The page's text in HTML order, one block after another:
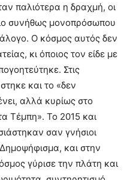
παλιότερα η δραχμή, οι
συνήθως μονοπρόσωπου
Ο κόσμος αυτός δεν
κι όποιος τον είδε με
Στις
και το «δεν
αλλά κυρίως στο
Τέμπη». Το 2015 και
σαν γνήσιοι
και στην
γύρισε την πλάτη και